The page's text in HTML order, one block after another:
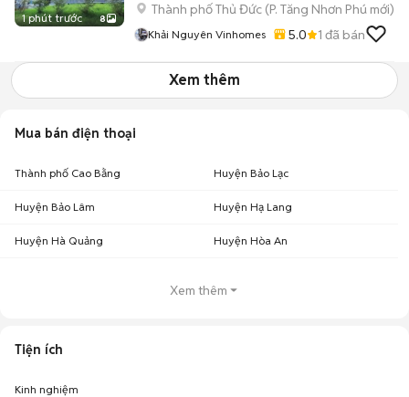
1 phút trước 8
Thành phố Thủ Đức (P. Tăng Nhơn Phú mới)
Khải Nguyên Vinhomes 5.0 1 đã bán
Xem thêm
Mua bán điện thoại
Thành phố Cao Bằng Huyện Bảo Lạc
Huyện Bảo Lâm Huyện Hạ Lang
Huyện Hà Quảng Huyện Hòa An
Xem thêm
Tiện ích
Kinh nghiệm